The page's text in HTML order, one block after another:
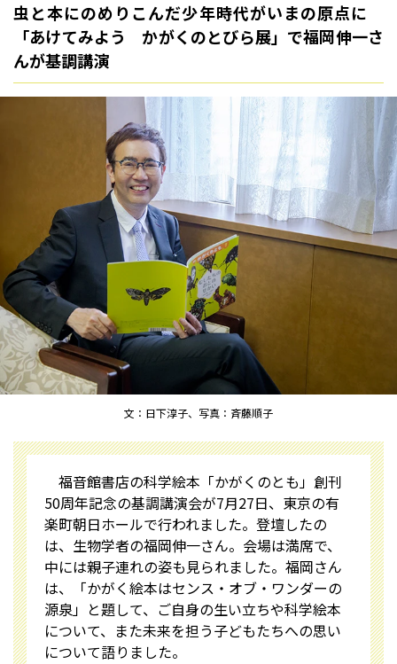
虫と本にのめりこんだ少年時代がいまの原点に
「あけてみよう かがくのとびら展」で福岡伸一さ
んが基調講演
文：日下淳子、写真：斉藤順子
福音館書店の科学絵本「かがくのとも」創刊
50周年記念の基調講演会が7月27日、東京の有
楽町朝日ホールで行われました。登壇したの
は、生物学者の福岡伸一さん。会場は満席で、
中には親子連れの姿も見られました。福岡さん
は、「かがく絵本はセンス・オブ・ワンダーの
源泉」と題して、ご自身の生い立ちや科学絵本
について、また未来を担う子どもたちへの思い
について語りました。